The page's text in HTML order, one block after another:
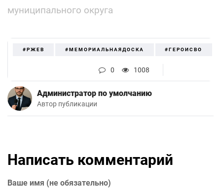
муниципального округа
#РЖЕВ #МЕМОРИАЛЬНАЯДОСКА #ГЕРОИСВО
0 1008
Администратор по умолчанию
Автор публикации
Написать комментарий
Ваше имя (не обязательно)